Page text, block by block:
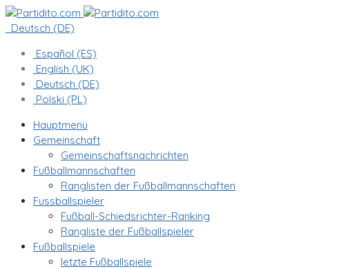
Deutsch (DE)
Español (ES)
English (UK)
Deutsch (DE)
Polski (PL)
Hauptmenü
Gemeinschaft
Gemeinschaftsnachrichten
Fußballmannschaften
Ranglisten der Fußballmannschaften
Fussballspieler
Fußball-Schiedsrichter-Ranking
Rangliste der Fußballspieler
Fußballspiele
letzte Fußballspiele